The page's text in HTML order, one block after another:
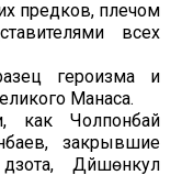
предков, плечом
всех
героизма и
Манаса.
как Чолпонбай
закрывшие
Дүйшөнкул